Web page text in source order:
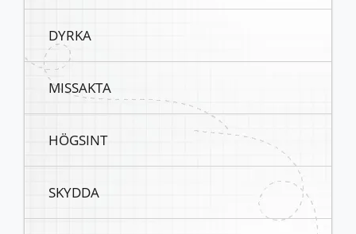
DYRKA
MISSAKTA
HÖGSINT
SKYDDA